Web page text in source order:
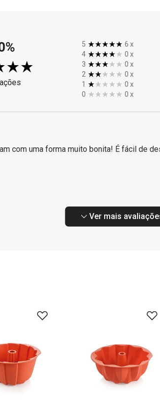
% 5 6 x
4
0 x
3
0 x
2
0 x
1
0 x
0
0 x
com uma forma muito bonita! É fácil de
Ver mais